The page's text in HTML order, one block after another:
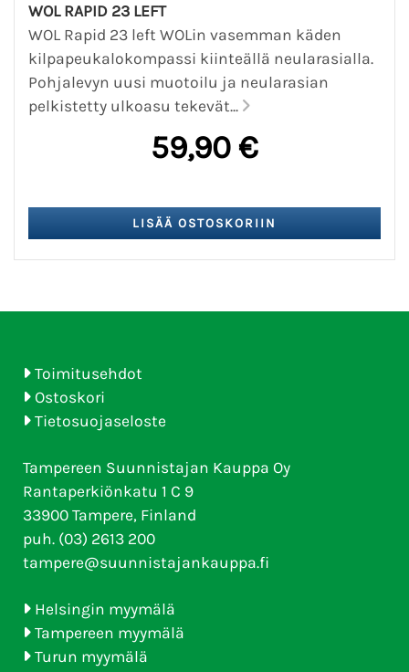
WOL RAPID 23 LEFT
WOL Rapid 23 left WOLin vasemman käden
kilpapeukalokompassi kiinteällä neularasialla.
Pohjalevyn uusi muotoilu ja neularasian
pelkistetty ulkoasu tekevät...
59,90 €
Toimitusehdot
Ostoskori
Tietosuojaseloste
Tampereen Suunnistajan Kauppa Oy
Rantaperkiönkatu 1 C 9
33900 Tampere, Finland
puh. (03) 2613 200
tampere@suunnistajankauppa.fi
Helsingin myymälä
Tampereen myymälä
Turun myymälä